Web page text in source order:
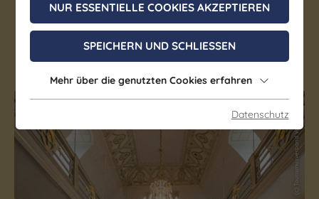
Festsaal im Köstritzer Palais
Bad Köstritz
(c) Tourismusverband Vogtland e.V.
NUR ESSENTIELLE COOKIES AKZEPTIEREN
SPEICHERN UND SCHLIESSEN
Mehr über die genutzten Cookies erfahren
Datenschutz